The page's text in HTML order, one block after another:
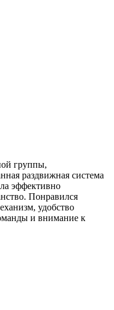
группы,
раздвижная система
эффективно
Понравился
удобство
и внимание к